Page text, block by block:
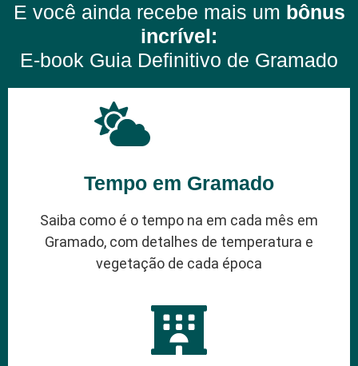
E você ainda recebe mais um bônus
incrível:
E-book Guia Definitivo de Gramado
Tempo em Gramado
Saiba como é o tempo na em cada mês em
Gramado, com detalhes de temperatura e
vegetação de cada época